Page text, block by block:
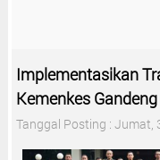
Implementasikan
Kemenkes
Tanggal Posting : Jumat,